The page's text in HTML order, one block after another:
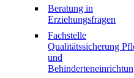
Beratung in
Erziehungsfragen
Fachstelle
Qualitätssicherung
und